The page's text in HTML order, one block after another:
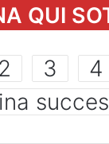
QUI
2 3 4